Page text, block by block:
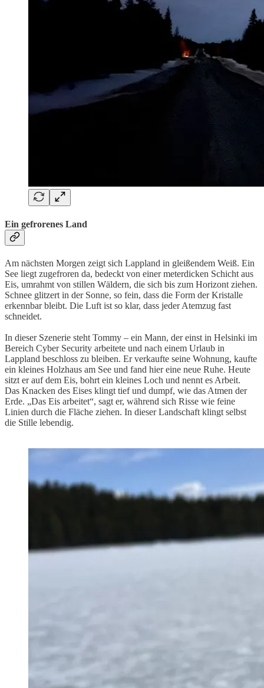
Ein gefrorenes Land
Am nächsten Morgen zeigt sich Lappland in gleißendem Weiß. Ein
See liegt zugefroren da, bedeckt von einer meterdicken Schicht aus
Eis, umrahmt von stillen Wäldern, die sich bis zum Horizont ziehen.
Schnee glitzert in der Sonne, so fein, dass die Form der Kristalle
erkennbar bleibt. Die Luft ist so klar, dass jeder Atemzug fast
schneidet.
In dieser Szenerie steht Tommy – ein Mann, der einst in Helsinki im
Bereich Cyber Security arbeitete und nach einem Urlaub in
Lappland beschloss zu bleiben. Er verkaufte seine Wohnung, kaufte
ein kleines Holzhaus am See und fand hier eine neue Ruhe. Heute
sitzt er auf dem Eis, bohrt ein kleines Loch und nennt es Arbeit.
Das Knacken des Eises klingt tief und dumpf, wie das Atmen der
Erde. „Das Eis arbeitet“, sagt er, während sich Risse wie feine
Linien durch die Fläche ziehen. In dieser Landschaft klingt selbst
die Stille lebendig.